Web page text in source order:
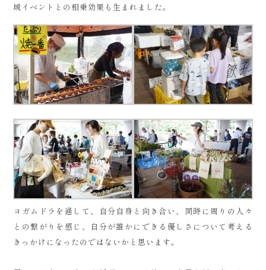
域イベントとの相乗効果も生まれました。
ヨガムドラを通して、自分自身と向き合い、同時に周りの人々
との繋がりを感じ、自分が誰かにできる優しさについて考える
きっかけになったのではないかと思います。